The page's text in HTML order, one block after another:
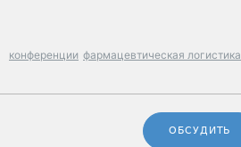
конференции фармацевтическая логистика
ОБСУДИТЬ